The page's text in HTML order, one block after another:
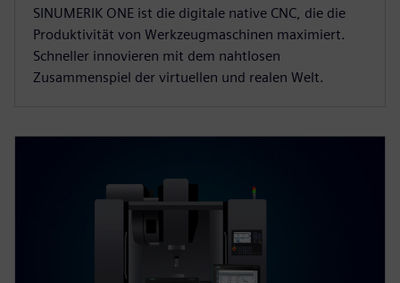
SINUMERIK ONE ist die digitale native CNC, die die
Produktivität von Werkzeugmaschinen maximiert.
Schneller innovieren mit dem nahtlosen
Zusammenspiel der virtuellen und realen Welt.